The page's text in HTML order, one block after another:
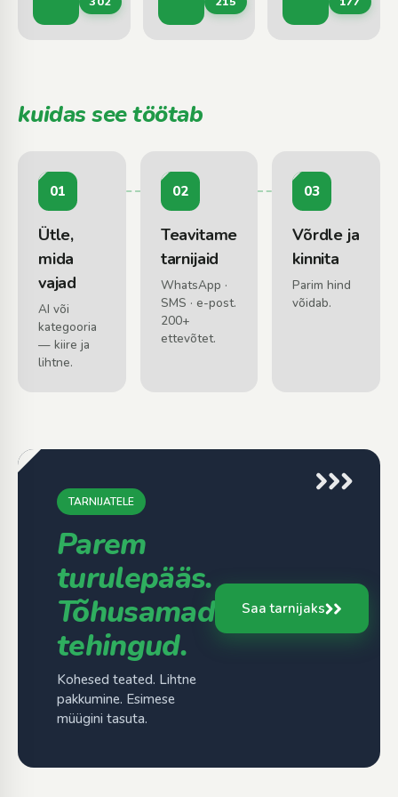
Kasvav mets · Raielangid · VõsaMetsaveoteenused · Puistematerjali
Briketid ·
kuidas see töötab
01
Ütle,
mida
vajad
AI või
kategooria
— kiire ja
lihtne.
02
Teavitame
tarnijaid
WhatsApp ·
SMS · e-post.
200+
ettevõtet.
03
Võrdle ja
kinnita
Parim hind
võidab.
TARNIJATELE
Parem
turulepääs.
Tõhusamad
tehingud.
Kohesed teated. Lihtne
pakkumine. Esimese
müügini tasuta.
Saa tarnijaks